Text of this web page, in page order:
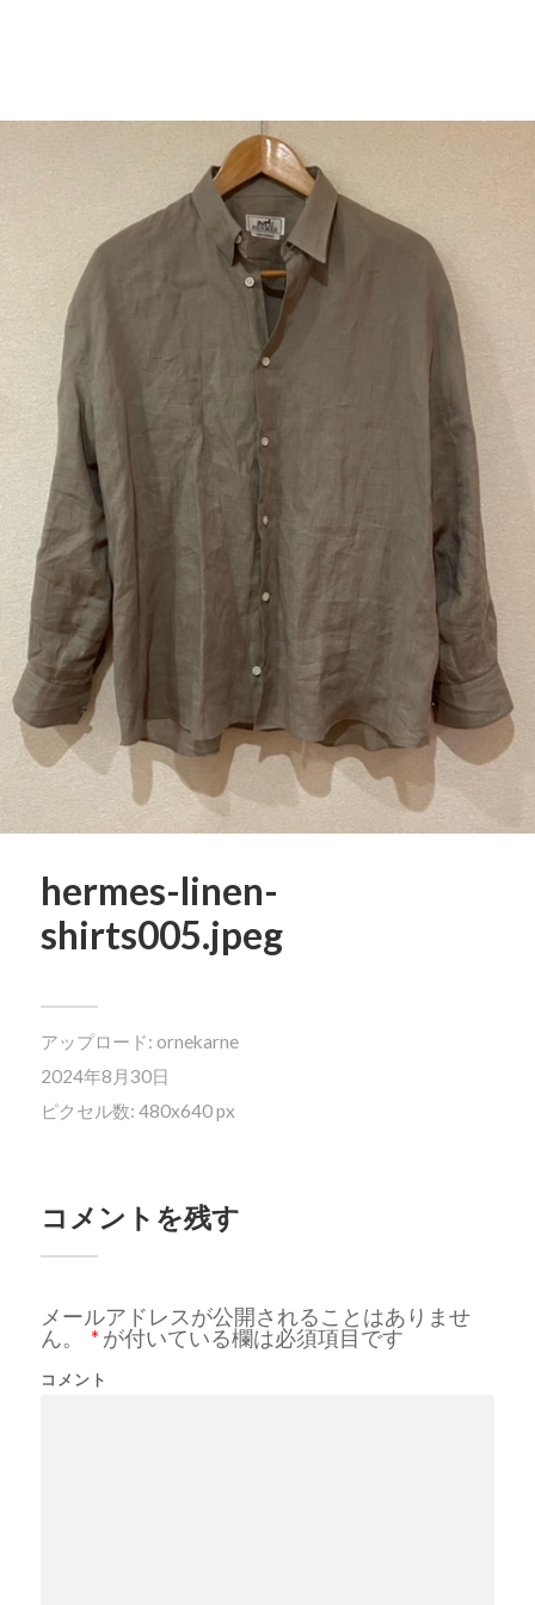
hermes-linen-
shirts005.jpeg
アップロード: ornekarne
2024年8月30日
ピクセル数: 480x640 px
コメントを残す
メールアドレスが公開されることはありませ
ん。
* が付いている欄は必須項目です
コメント